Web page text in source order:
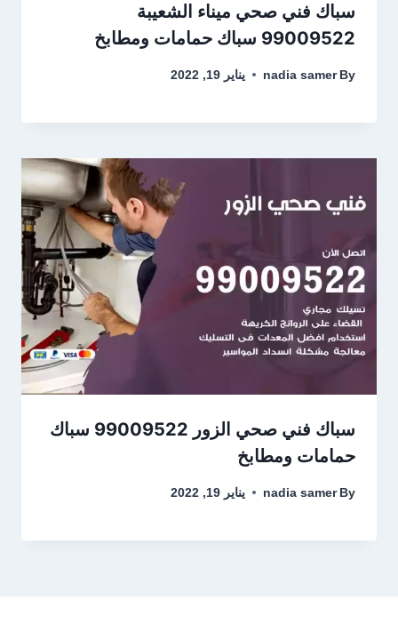
سباك فني صحي ميناء الشعيبة
99009522 سباك حمامات ومطابخ
By
nadia samer يناير 19, 2022
سباك فني صحي الزور 99009522 سباك
حمامات ومطابخ
By
nadia samer يناير 19, 2022